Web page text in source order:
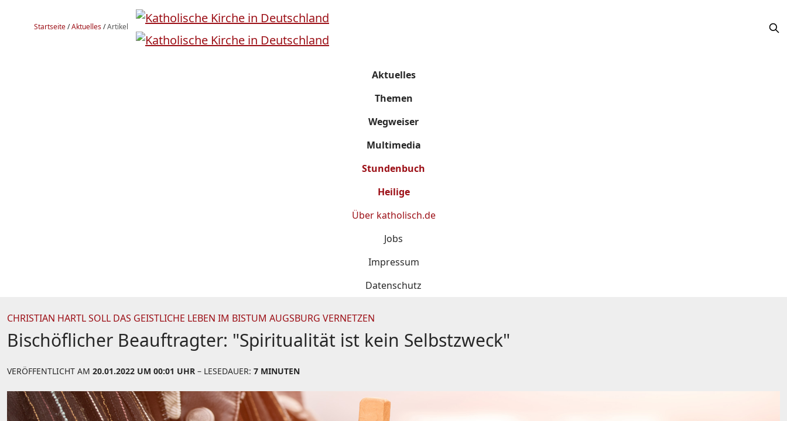
Startseite/Aktuelles/Artikel
Aktuelles
Themen
Wegweiser
Multimedia
Stundenbuch
Heilige
Über katholisch.de
Jobs
Impressum
Datenschutz
CHRISTIAN HARTL SOLL DAS GEISTLICHE LEBEN IM BISTUM AUGSBURG VERNETZEN
Bischöflicher Beauftragter: "Spiritualität ist kein Selbstzweck"
VERÖFFENTLICHT AM 20.01.2022 UM 00:01 UHR – LESEDAUER: 7 MINUTEN